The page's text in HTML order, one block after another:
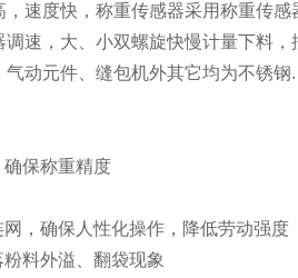
速度快，称重传感器采用称重传感
速，大、小双螺旋快慢计量下料，
动元件、缝包机外其它均为不锈钢.
保称重精度
，确保人性化操作，降低劳动强度
料外溢、翻袋现象